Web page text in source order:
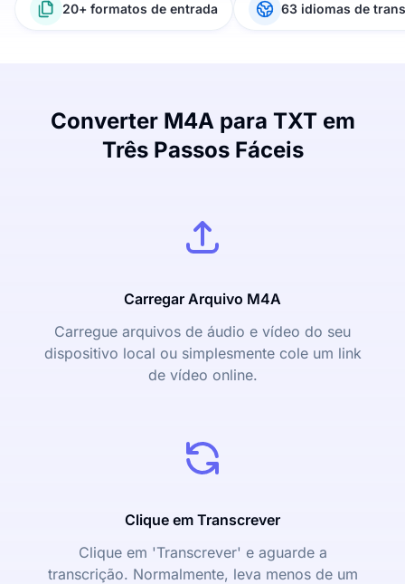
20+ formatos de entrada 63 idiomas de
Converter M4A para TXT em
Três Passos Fáceis
Carregar Arquivo M4A
Carregue arquivos de áudio e vídeo do seu
dispositivo local ou simplesmente cole um link
de vídeo online.
Clique em Transcrever
Clique em 'Transcrever' e aguarde a
transcrição. Normalmente, leva menos de um